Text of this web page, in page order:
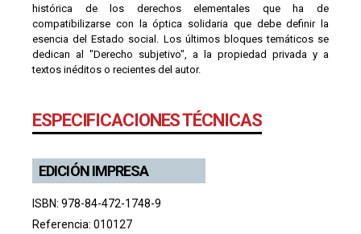
histórica de los derechos elementales que ha de
compatibilizarse con la óptica solidaria que debe definir la
esencia del Estado social. Los últimos bloques temáticos se
dedican al "Derecho subjetivo", a la propiedad privada y a
textos inéditos o recientes del autor.
ESPECIFICACIONES TÉCNICAS
EDICIÓN IMPRESA
ISBN: 978-84-472-1748-9
Referencia: 010127